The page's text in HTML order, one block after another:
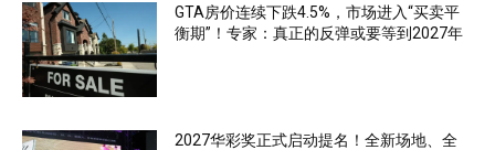
GTA房价连续下跌4.5%，市场进入“买卖平
衡期”！专家：真正的反弹或要等到2027年
2027华彩奖正式启动提名！全新场地、全